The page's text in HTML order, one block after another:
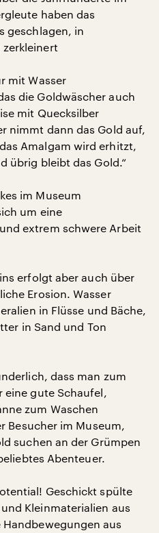
haben das
geschlagen, in
mit Wasser
die Goldwäscher auch
mit Quecksilber
nimmt dann das Gold auf,
Amalgam wird erhitzt,
übrig bleibt das Gold.“
im Museum
um eine
extrem schwere Arbeit
erfolgt aber auch über
Erosion. Wasser
in Flüsse und Bäche,
in Sand und Ton
dass man zum
eine gute Schaufel,
zum Waschen
Besucher im Museum,
suchen an der Grümpen
Abenteuer.
Geschickt spülte
Kleinmaterialien aus
aus